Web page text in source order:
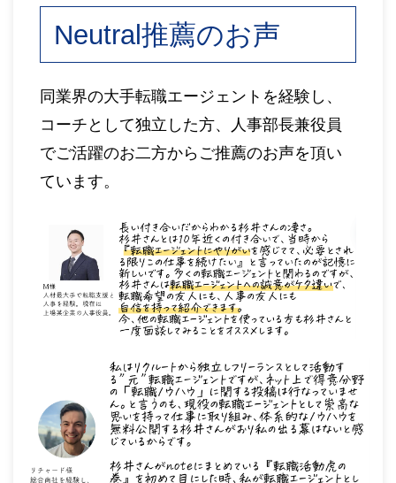
Neutral推薦のお声
同業界の大手転職エージェントを経験し、
コーチとして独立した方、人事部長兼役員
でご活躍のお二方からご推薦のお声を頂い
ています。